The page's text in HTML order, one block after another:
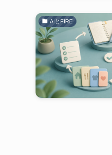
AIとFIRE